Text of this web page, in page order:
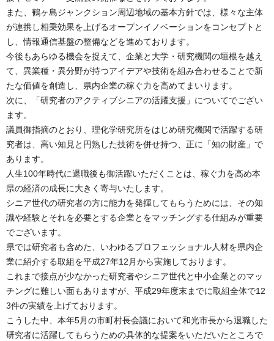
また、鶴ヶ島ジャンクション周辺地域の基本方針では、様々な主体
が連携し相乗効果を上げるオープンイノベーションをコンセプトと
し、情報通信基盤の整備などを進めております。
今後もあらゆる機会を捉えて、企業と大学・研究機関の垣根を越え
て、異業種・異分野が持つアイデアや技術を組み合わせることで新
たな価値を創造し、県内企業の稼ぐ力を高めてまいります。
次に、「研究者のアクティブシニアの活躍支援」についてでござい
ます。
議員御指摘のとおり、理化学研究所をはじめ研究機関で活躍する研
究者は、高い知見と円熟した技術を併せ持つ、正に「知の財産」で
あります。
人生100年時代に退職後も御活躍いただくことは、稼ぐ力を高め本
県の経済の成長に大きく寄与いたします。
シニア世代の研究者の方に能力を発揮してもらうためには、その知
識や経験とそれを必要とする企業とをマッチングする仕組みが重要
でございます。
県では研究者も含めた、いわゆるプロフェッショナル人材を県内企
業に紹介する取組を平成27年12月から実施しております。
これまで接点が少なかった研究者やシニア世代と中小企業とのマッ
チングに難しい面もありますが、平成29年度末までに取組全体で12
3件の実績を上げております。
こうした中、本年5月の市町村長会議において和光市長から退職した
研究者に活躍してもらうための具体的な提案をいただいたところで